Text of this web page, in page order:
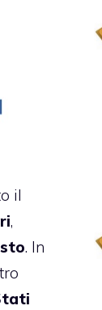
il
,
. In